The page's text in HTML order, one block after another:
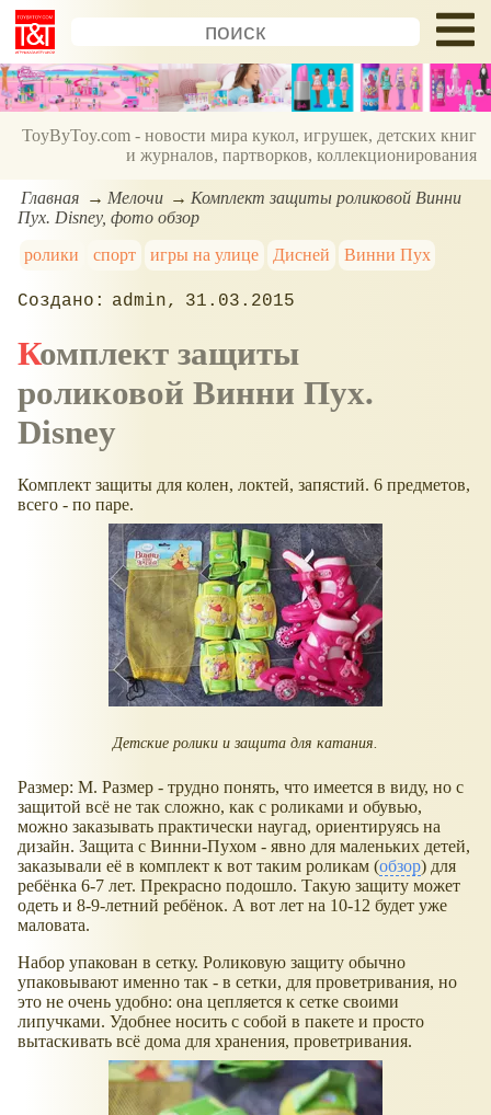
ToyByToy.com - новости мира кукол, игрушек, детских книг
и журналов, партворков, коллекционирования
Главная Мелочи
Комплект защиты роликовой Винни
Пух. Disney, фото обзор
ролики
спорт игры на улице Дисней Винни Пух
admin 31.03.2015
Комплект защиты
роликовой Винни Пух.
Disney
Комплект защиты для колен, локтей, запястий. 6 предметов,
всего - по паре.
Детские ролики и защита для катания.
Размер: M. Размер - трудно понять, что имеется в виду, но с
защитой всё не так сложно, как с роликами и обувью,
можно заказывать практически наугад, ориентируясь на
дизайн. Защита с Винни-Пухом - явно для маленьких детей,
заказывали её в комплект к вот таким роликам (обзор) для
ребёнка 6-7 лет. Прекрасно подошло. Такую защиту может
одеть и 8-9-летний ребёнок. А вот лет на 10-12 будет уже
маловата.
Набор упакован в сетку. Роликовую защиту обычно
упаковывают именно так - в сетки, для проветривания, но
это не очень удобно: она цепляется к сетке своими
липучками. Удобнее носить с собой в пакете и просто
вытаскивать всё дома для хранения, проветривания.